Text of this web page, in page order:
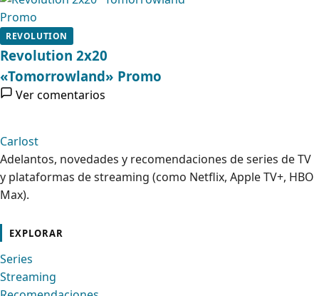
REVOLUTION
Revolution 2x20
«Tomorrowland» Promo
Ver comentarios
Carlost
Adelantos, novedades y recomendaciones de series de TV
y plataformas de streaming (como Netflix, Apple TV+, HBO
Max).
EXPLORAR
Series
Streaming